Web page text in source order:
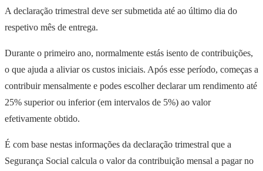
A declaração trimestral deve ser submetida até ao último dia do
respetivo mês de entrega.
Durante o primeiro ano, normalmente estás isento de contribuições,
o que ajuda a aliviar os custos iniciais. Após esse período, começas a
contribuir mensalmente e podes escolher declarar um rendimento até
25% superior ou inferior (em intervalos de 5%) ao valor
efetivamente obtido.
É com base nestas informações da declaração trimestral que a
Segurança Social calcula o valor da contribuição mensal a pagar no